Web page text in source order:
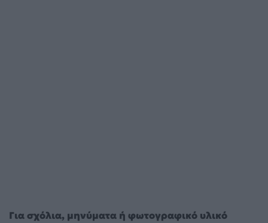
Για σχόλια, μηνύματα ή φωτογραφικό υλικό